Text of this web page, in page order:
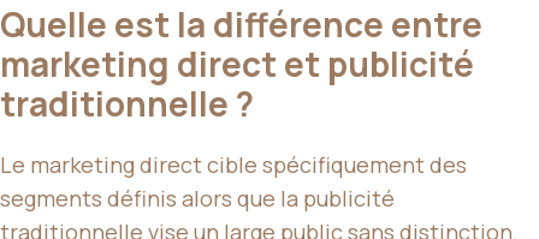
Quelle est la différence entre
marketing direct et publicité
traditionnelle ?
Le marketing direct cible spécifiquement des
segments définis alors que la publicité
traditionnelle vise un large public sans distinction.